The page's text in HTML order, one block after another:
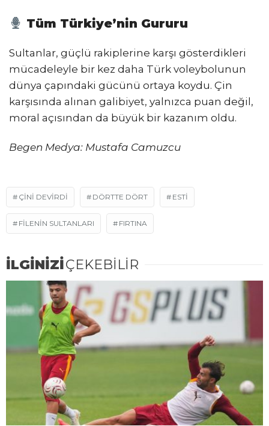
Tüm Türkiye’nin Gururu
Sultanlar, güçlü rakiplerine karşı gösterdikleri
mücadeleyle bir kez daha Türk voleybolunun
dünya çapındaki gücünü ortaya koydu. Çin
karşısında alınan galibiyet, yalnızca puan değil,
moral açısından da büyük bir kazanım oldu.
Begen Medya: Mustafa Camuzcu
ÇINI DEVIRDI DÖRTTE DÖRT ESTI
FILENIN SULTANLARI FIRTINA
İLGİNİZİÇEKEBİLİR